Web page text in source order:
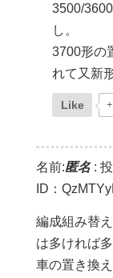
3500/
し。
3700形の
れて又新
Like
名前:匿名:
ID：
編成組み替
は多ければ
車の置き換